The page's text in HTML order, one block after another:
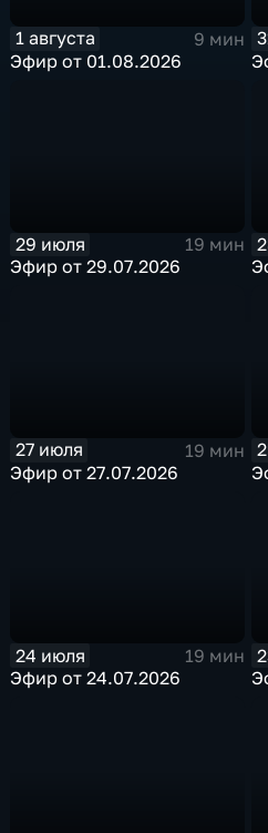
1 августа
9 мин
Эфир от 01.08.2026
29 июля
19 мин
Эфир от 29.07.2026
27 июля
19 мин
Эфир от 27.07.2026
24 июля
19 мин
Эфир от 24.07.2026